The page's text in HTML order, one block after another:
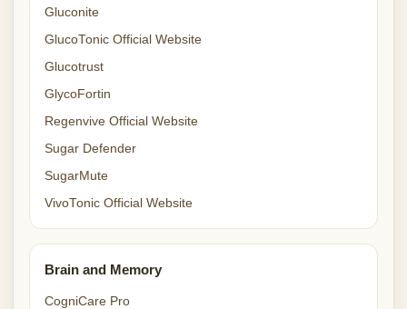
Gluconite
GlucoTonic Official Website
Glucotrust
GlycoFortin
Regenvive Official Website
Sugar Defender
SugarMute
VivoTonic Official Website
Brain and Memory
CogniCare Pro